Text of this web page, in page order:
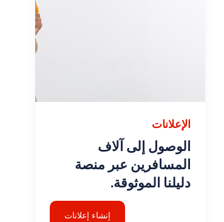
الإعلانات
الوصول إلى آلاف
المسافرين عبر منصة
دليلنا الموثوقة.
إنشاء إعلانات